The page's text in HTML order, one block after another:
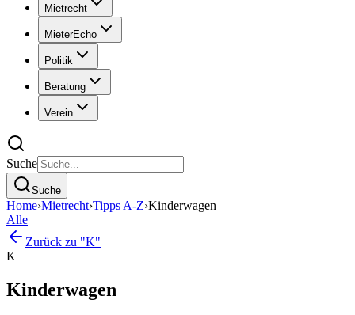
Mietrecht
MieterEcho
Politik
Beratung
Verein
Suche
Suche
Home›Mietrecht›Tipps A-Z›Kinderwagen
Alle
Zurück zu "K"
K
Kinderwagen